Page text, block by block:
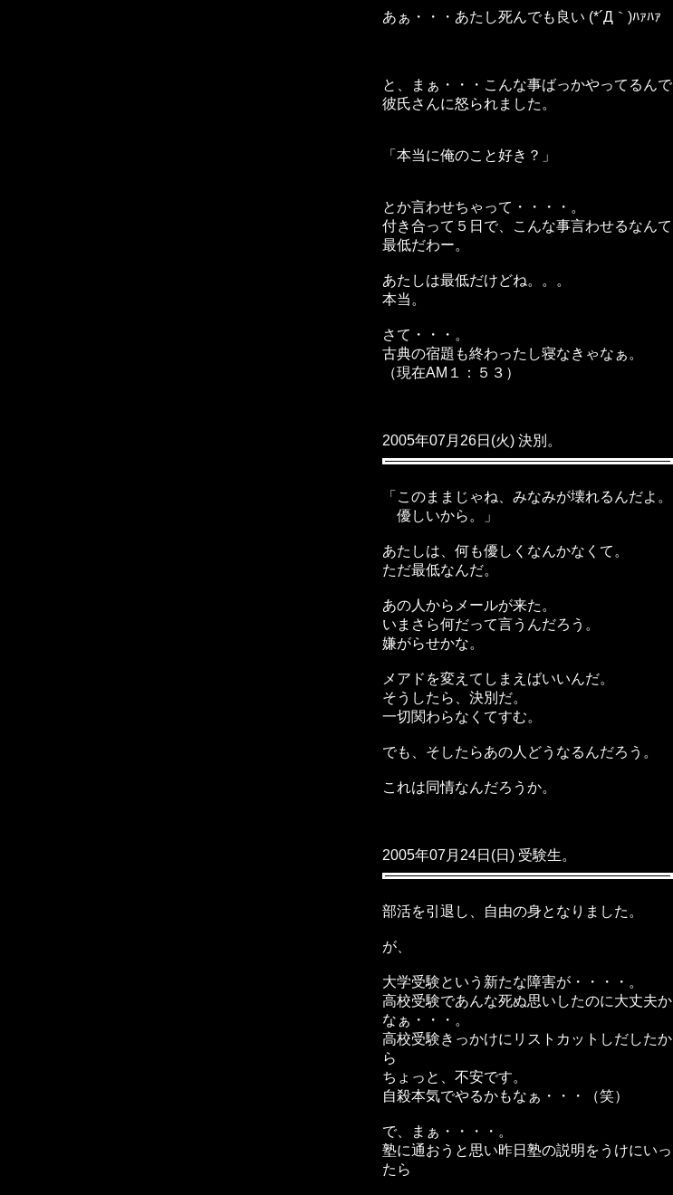
あぁ・・・あたし死んでも良い (*´Д｀)ﾊｧﾊｧ
と、まぁ・・・こんな事ばっかやってるんで
彼氏さんに怒られました。
「本当に俺のこと好き？」
とか言わせちゃって・・・・。
付き合って５日で、こんな事言わせるなんて
最低だわー。
あたしは最低だけどね。。。
本当。
さて・・・。
古典の宿題も終わったし寝なきゃなぁ。
（現在AM１：５３）
2005年07月26日(火) 決別。
「このままじゃね、みなみが壊れるんだよ。
優しいから。」
あたしは、何も優しくなんかなくて。
ただ最低なんだ。
あの人からメールが来た。
いまさら何だって言うんだろう。
嫌がらせかな。
メアドを変えてしまえばいいんだ。
そうしたら、決別だ。
一切関わらなくてすむ。
でも、そしたらあの人どうなるんだろう。
これは同情なんだろうか。
2005年07月24日(日) 受験生。
部活を引退し、自由の身となりました。
が、
大学受験という新たな障害が・・・・。
高校受験であんな死ぬ思いしたのに大丈夫か
なぁ・・・。
高校受験きっかけにリストカットしだしたか
ら
ちょっと、不安です。
自殺本気でやるかもなぁ・・・（笑）
で、まぁ・・・・。
塾に通おうと思い昨日塾の説明をうけにいっ
たら